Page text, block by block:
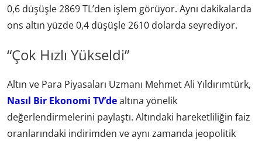
0,6 düşüşle 2869 TL’den işlem görüyor. Aynı dakikalarda
ons altın yüzde 0,4 düşüşle 2610 dolarda seyrediyor.
“Çok Hızlı Yükseldi”
Altın ve Para Piyasaları Uzmanı Mehmet Ali Yıldırımtürk,
Nasıl Bir Ekonomi TV’dealtına yönelik
değerlendirmelerini paylaştı. Altındaki hareketliliğin faiz
oranlarındaki indirimden ve aynı zamanda jeopolitik